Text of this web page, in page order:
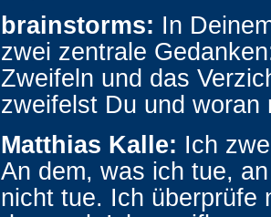
brainstorms: In
zwei zentrale
Zweifeln und das
zweifelst Du und woran
Matthias Kalle: Ich
An dem, was ich tue,
nicht tue. Ich überprüfe